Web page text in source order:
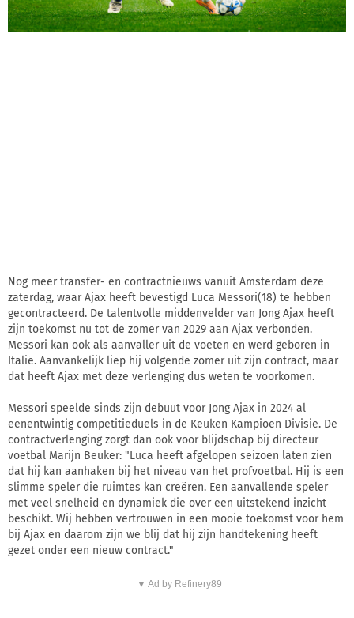
Nog meer transfer- en contractnieuws vanuit Amsterdam deze
zaterdag, waar Ajax heeft bevestigd Luca Messori(18) te hebben
gecontracteerd. De talentvolle middenvelder van Jong Ajax heeft
zijn toekomst nu tot de zomer van 2029 aan Ajax verbonden.
Messori kan ook als aanvaller uit de voeten en werd geboren in
Italië. Aanvankelijk liep hij volgende zomer uit zijn contract, maar
dat heeft Ajax met deze verlenging dus weten te voorkomen.
Messori speelde sinds zijn debuut voor Jong Ajax in 2024 al
eenentwintig competitieduels in de Keuken Kampioen Divisie. De
contractverlenging zorgt dan ook voor blijdschap bij directeur
voetbal Marijn Beuker: "Luca heeft afgelopen seizoen laten zien
dat hij kan aanhaken bij het niveau van het profvoetbal. Hij is een
slimme speler die ruimtes kan creëren. Een aanvallende speler
met veel snelheid en dynamiek die over een uitstekend inzicht
beschikt. Wij hebben vertrouwen in een mooie toekomst voor hem
bij Ajax en daarom zijn we blij dat hij zijn handtekening heeft
gezet onder een nieuw contract."
▼ Ad by Refinery89